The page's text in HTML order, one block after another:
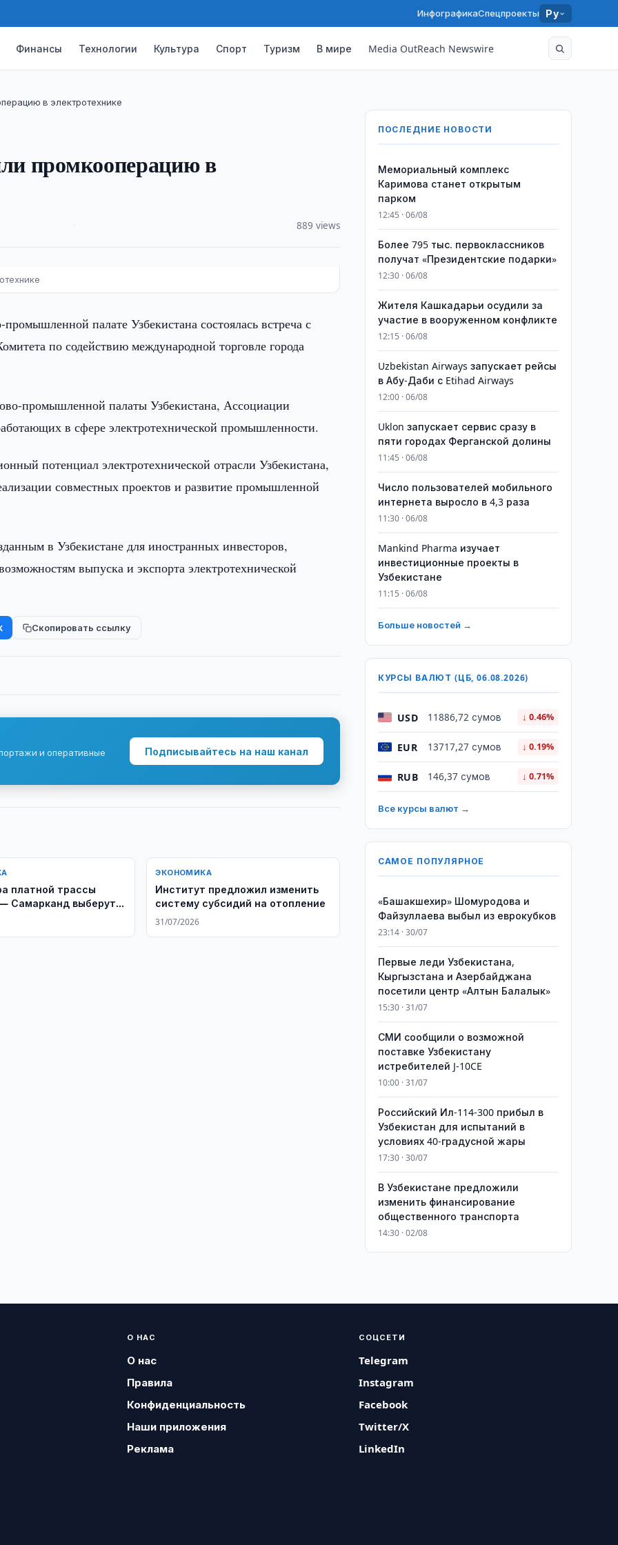
ИнфографикаСпецпроекты Ру
Финансы Технологии Культура Спорт Туризм В мире Media OutReach Newswire
в электротехнике
промкооперацию в
889 views
палате Узбекистана состоялась встреча с
по содействию международной торговле города
промышленной палаты Узбекистана, Ассоциации
в сфере электротехнической промышленности.
потенциал электротехнической отрасли Узбекистана,
совместных проектов и развитие промышленной
в Узбекистане для иностранных инвесторов,
выпуска и экспорта электротехнической
Скопировать ссылку
и оперативные
Подписывайтесь на наш канал
платной трассы
Самарканд выберут
ЭКОНОМИКА
Институт предложил изменить
систему субсидий на отопление
31/07/2026
ПОСЛЕДНИЕ НОВОСТИ
Мемориальный комплекс
Каримова станет открытым
парком
12:45 · 06/08
Более 795 тыс. первоклассников
получат «Президентские подарки»
12:30 · 06/08
Жителя Кашкадарьи осудили за
участие в вооруженном конфликте
12:15 · 06/08
Uzbekistan Airways запускает рейсы
в Абу-Даби с Etihad Airways
12:00 · 06/08
Uklon запускает сервис сразу в
пяти городах Ферганской долины
11:45 · 06/08
Число пользователей мобильного
интернета выросло в 4,3 раза
11:30 · 06/08
Mankind Pharma изучает
инвестиционные проекты в
Узбекистане
11:15 · 06/08
Больше новостей →
КУРСЫ ВАЛЮТ (ЦБ, 06.08.2026)
USD 11886,72 сумов ↓ 0.46%
EUR 13717,27 сумов ↓ 0.19%
RUB 146,37 сумов ↓ 0.71%
Все курсы валют →
САМОЕ ПОПУЛЯРНОЕ
«Башакшехир» Шомуродова и
Файзуллаева выбыл из еврокубков
23:14 · 30/07
Первые леди Узбекистана,
Кыргызстана и Азербайджана
посетили центр «Алтын Балалык»
15:30 · 31/07
СМИ сообщили о возможной
поставке Узбекистану
истребителей J-10CE
10:00 · 31/07
Российский Ил-114-300 прибыл в
Узбекистан для испытаний в
условиях 40-градусной жары
17:30 · 30/07
В Узбекистане предложили
изменить финансирование
общественного транспорта
14:30 · 02/08
О НАС
О нас
Правила
Конфиденциальность
Наши приложения
Реклама
СОЦСЕТИ
Telegram
Instagram
Facebook
Twitter/X
LinkedIn